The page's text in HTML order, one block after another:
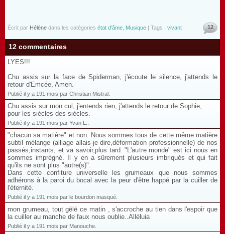
Écrit par Hélène dans les catégories état d'âme Musique | Tags : vivant 12
12 commentaires
LYES!!!
Chu assis sur la face de Spiderman, j'écoute le silence, j'attends le
retour d'Emcée, Amen.
Publié il y a 191 mois par Christian Mistral.
Chu assis sur mon cul, j'entends rien, j'attends le retour de Sophie,
pour les siècles des siècles.
Publié il y a 191 mois par Yvan L..
"chacun sa matière" et non. Nous sommes tous de cette même matière
subtil mélange (alliage allais-je dire,déformation professionnelle) de nos
passés,instants, et va savoir,plus tard. "L'autre monde" est ici nous en
sommes imprégné. Il y en a sûrement plusieurs imbriqués et qui fait
qu'ils ne sont plus "autre(s)".
Dans cette confiture universelle les grumeaux que nous sommes
adhérons à la paroi du bocal avec la peur d'être happé par la cuiller de
l'éternité.
Publié il y a 191 mois par le bourdon masqué.
mon grumeau, tout gélé ce matin , s'accroche au tien dans l'espoir que
la cuiller au manche de faux nous oublie..Alléluia
Publié il y a 191 mois par Manouche.